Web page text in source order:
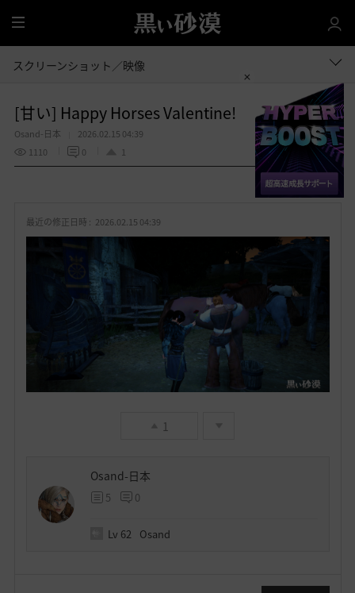
全
体
スクリーンショット／映像
[甘い] Happy Horses Valentine!
Osand-日本
2026.02.15 04:39
1110
0 1
お
入
共有する
最近の修正日時 : 2026.02.15 04:39
1
Osand-日本
5 0
Lv 62 Osand